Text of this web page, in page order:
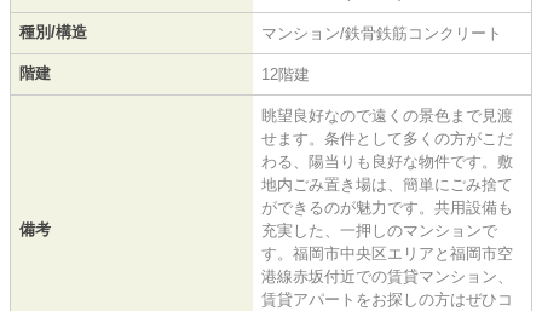
種別/構造 マンション/鉄骨鉄筋コンクリート
階建 12階建
備考
眺望良好なので遠くの景色まで見渡
せます。条件として多くの方がこだ
わる、陽当りも良好な物件です。敷
地内ごみ置き場は、簡単にごみ捨て
ができるのが魅力です。共用設備も
充実した、一押しのマンションで
す。福岡市中央区エリアと福岡市空
港線赤坂付近での賃貸マンション、
賃貸アパートをお探しの方はぜひコ